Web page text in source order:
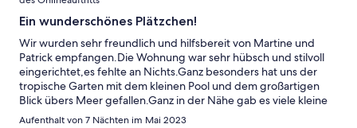
Ein wunderschönes Plätzchen!
Wir wurden sehr freundlich und hilfsbereit von Martine und
Patrick empfangen.Die Wohnung war sehr hübsch und stilvoll
eingerichtet,es fehlte an Nichts.Ganz besonders hat uns der
tropische Garten mit dem kleinen Pool und dem großartigen
Blick übers Meer gefallen.Ganz in der Nähe gab es viele kleine
Restaurants und Märkte.Abends konnten wir auf der Terrasse
Aufenthalt von 7 Nächten im Mai 2023